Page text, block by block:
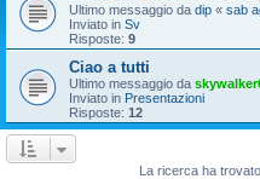
Ultimo messaggio da dip « sab
Inviato in Sv
Risposte: 9
Ciao a tutti
Ultimo messaggio da
Inviato in Presentazioni
Risposte: 12
La ricerca ha